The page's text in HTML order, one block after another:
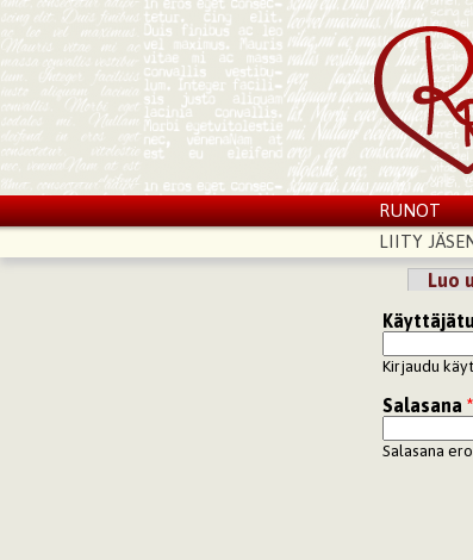
RUNOT
LIITY
Luo
Kirjaudu
Salasana*
Salasana